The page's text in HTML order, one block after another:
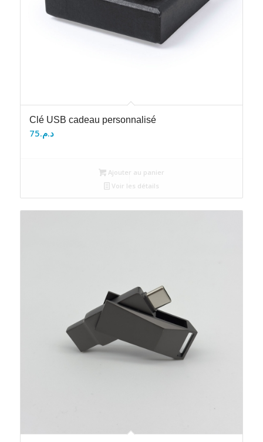
Clé USB cadeau personnalisé
د.م.75
Ajouter au panier
Voir les détails